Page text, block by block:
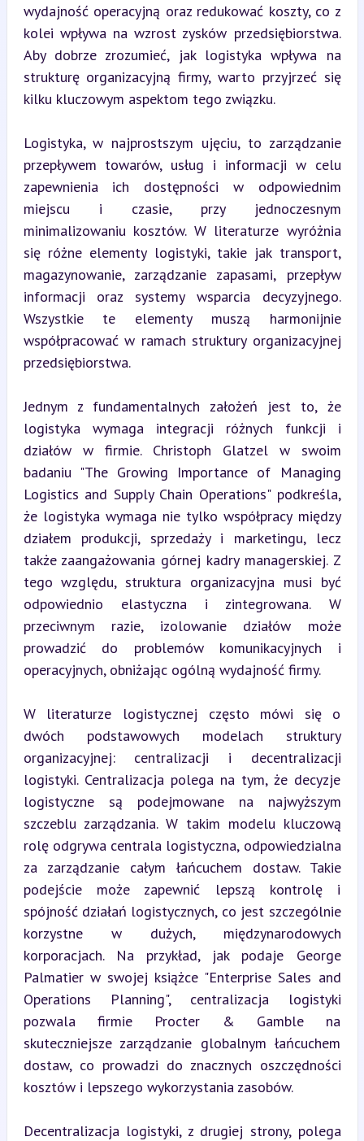
wydajność operacyjną oraz redukować koszty, co z
kolei wpływa na wzrost zysków przedsiębiorstwa.
Aby dobrze zrozumieć, jak logistyka wpływa na
strukturę organizacyjną firmy, warto przyjrzeć się
kilku kluczowym aspektom tego związku.
Logistyka, w najprostszym ujęciu, to zarządzanie
przepływem towarów, usług i informacji w celu
zapewnienia ich dostępności w odpowiednim
miejscu i czasie, przy jednoczesnym
minimalizowaniu kosztów. W literaturze wyróżnia
się różne elementy logistyki, takie jak transport,
magazynowanie, zarządzanie zapasami, przepływ
informacji oraz systemy wsparcia decyzyjnego.
Wszystkie te elementy muszą harmonijnie
współpracować w ramach struktury organizacyjnej
przedsiębiorstwa.
Jednym z fundamentalnych założeń jest to, że
logistyka wymaga integracji różnych funkcji i
działów w firmie. Christoph Glatzel w swoim
badaniu "The Growing Importance of Managing
Logistics and Supply Chain Operations" podkreśla,
że logistyka wymaga nie tylko współpracy między
działem produkcji, sprzedaży i marketingu, lecz
także zaangażowania górnej kadry managerskiej. Z
tego względu, struktura organizacyjna musi być
odpowiednio elastyczna i zintegrowana. W
przeciwnym razie, izolowanie działów może
prowadzić do problemów komunikacyjnych i
operacyjnych, obniżając ogólną wydajność firmy.
W literaturze logistycznej często mówi się o
dwóch podstawowych modelach struktury
organizacyjnej: centralizacji i decentralizacji
logistyki. Centralizacja polega na tym, że decyzje
logistyczne są podejmowane na najwyższym
szczeblu zarządzania. W takim modelu kluczową
rolę odgrywa centrala logistyczna, odpowiedzialna
za zarządzanie całym łańcuchem dostaw. Takie
podejście może zapewnić lepszą kontrolę i
spójność działań logistycznych, co jest szczególnie
korzystne w dużych, międzynarodowych
korporacjach. Na przykład, jak podaje George
Palmatier w swojej książce "Enterprise Sales and
Operations Planning", centralizacja logistyki
pozwala firmie Procter & Gamble na
skuteczniejsze zarządzanie globalnym łańcuchem
dostaw, co prowadzi do znacznych oszczędności
kosztów i lepszego wykorzystania zasobów.
Decentralizacja logistyki, z drugiej strony, polega